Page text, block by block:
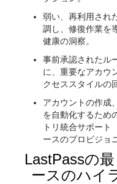
弱い、再利用され
調し、修復作業を
健康の洞察。
事前承認されたル
に、重要なアカウ
クセススタイルの
アカウントの作成
を自動化するため
トリ統合サポート
ースのプロビジョ
LastPassの
ースのハイ